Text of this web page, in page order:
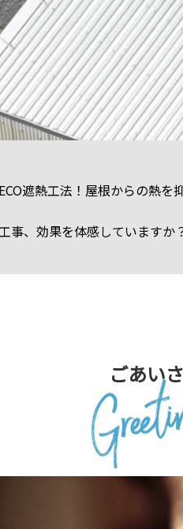
遮熱工法！屋根からの熱
事、効果を体感していますか
ごあい